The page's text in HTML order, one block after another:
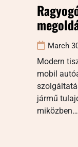
March
Modern
mobil
jármű
miközben…